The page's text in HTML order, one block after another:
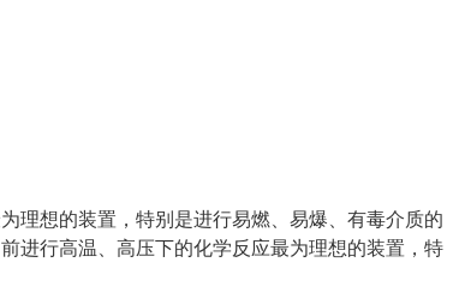
理想的装置，特别是进行易燃、易爆、有毒介质的
进行高温、高压下的化学反应最为理想的装置，特